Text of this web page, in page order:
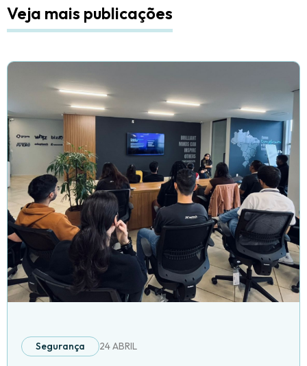
Veja mais publicações
Segurança 24 ABRIL